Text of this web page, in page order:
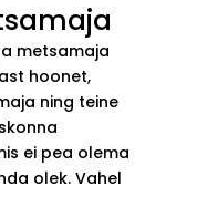
metsamaja
hoonet,
ning teine
ei pea olema
olek. Vahel